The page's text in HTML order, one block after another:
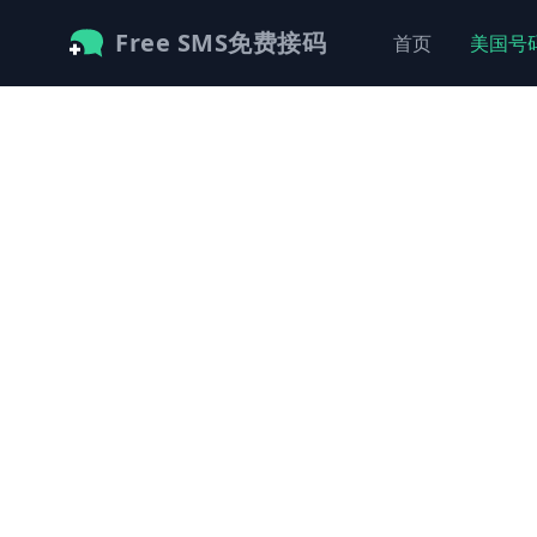
Free SMS免费接码 首页 美国号